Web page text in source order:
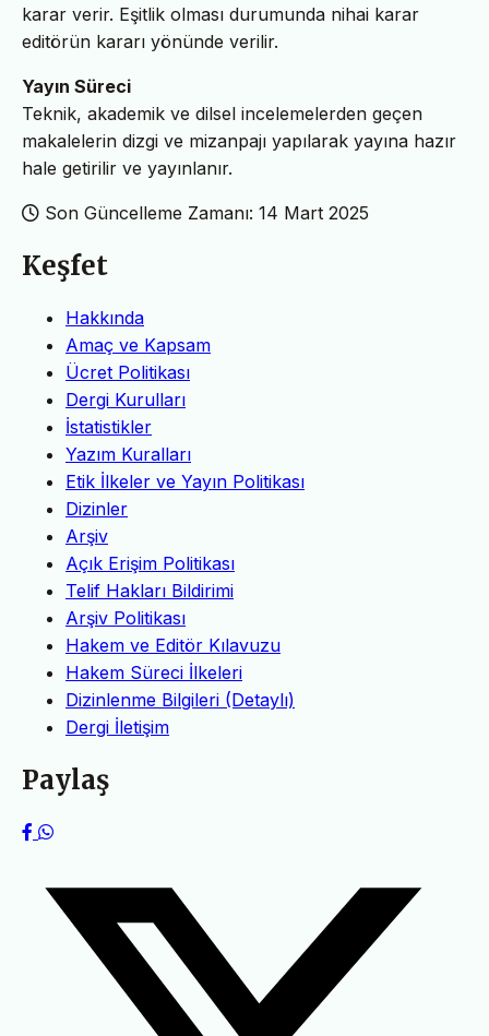
karar verir. Eşitlik olması durumunda nihai karar
editörün kararı yönünde verilir.
Yayın Süreci
Teknik, akademik ve dilsel incelemelerden geçen
makalelerin dizgi ve mizanpajı yapılarak yayına hazır
hale getirilir ve yayınlanır.
Son Güncelleme Zamanı: 14 Mart 2025
Keşfet
Hakkında
Amaç ve Kapsam
Ücret Politikası
Dergi Kurulları
İstatistikler
Yazım Kuralları
Etik İlkeler ve Yayın Politikası
Dizinler
Arşiv
Açık Erişim Politikası
Telif Hakları Bildirimi
Arşiv Politikası
Hakem ve Editör Kılavuzu
Hakem Süreci İlkeleri
Dizinlenme Bilgileri (Detaylı)
Dergi İletişim
Paylaş